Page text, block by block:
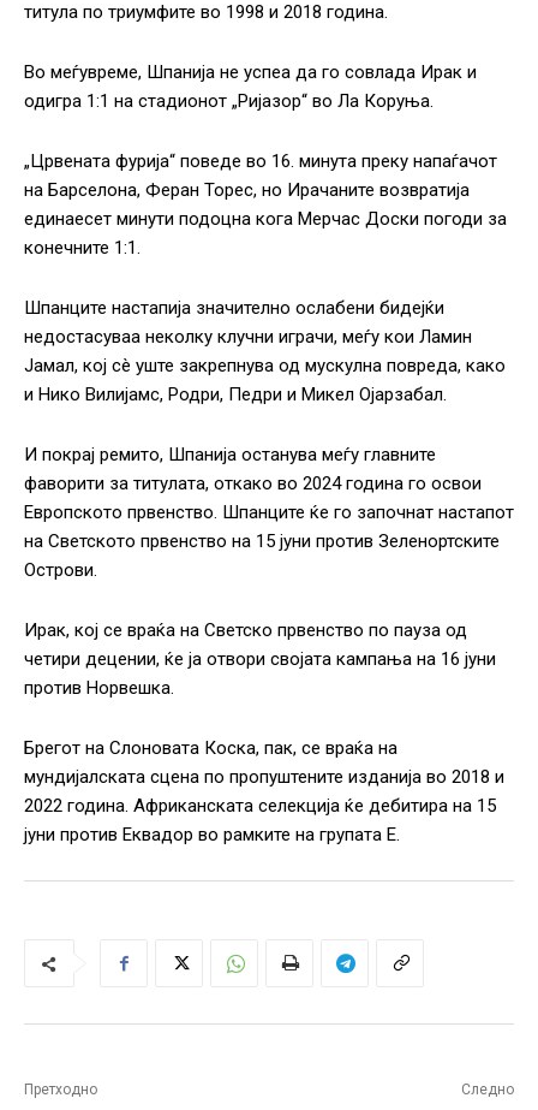
титула по триумфите во 1998 и 2018 година.
Во меѓувреме, Шпанија не успеа да го совлада Ирак и
одигра 1:1 на стадионот „Ријазор“ во Ла Коруња.
„Црвената фурија“ поведе во 16. минута преку напаѓачот
на Барселона, Феран Торес, но Ирачаните возвратија
единаесет минути подоцна кога Мерчас Доски погоди за
конечните 1:1.
Шпанците настапија значително ослабени бидејќи
недостасуваа неколку клучни играчи, меѓу кои Ламин
Јамал, кој сè уште закрепнува од мускулна повреда, како
и Нико Вилијамс, Родри, Педри и Микел Ојарзабал.
И покрај ремито, Шпанија останува меѓу главните
фаворити за титулата, откако во 2024 година го освои
Европското првенство. Шпанците ќе го започнат настапот
на Светското првенство на 15 јуни против Зеленортските
Острови.
Ирак, кој се враќа на Светско првенство по пауза од
четири децении, ќе ја отвори својата кампања на 16 јуни
против Норвешка.
Брегот на Слоновата Коска, пак, се враќа на
мундијалската сцена по пропуштените изданија во 2018 и
2022 година. Африканската селекција ќе дебитира на 15
јуни против Еквадор во рамките на групата Е.
Претходно Следно